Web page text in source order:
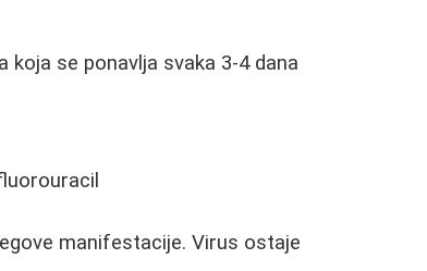
se ponavlja svaka 3-4 dana
manifestacije. Virus ostaje